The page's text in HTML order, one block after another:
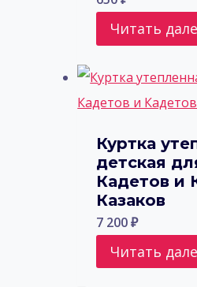
Читать
Куртка
детская
Кадетов и
Казаков
7 200₽
Читать